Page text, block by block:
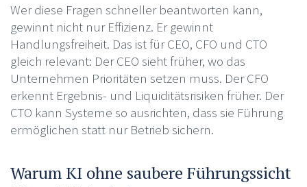
Wer diese Fragen schneller beantworten kann,
gewinnt nicht nur Effizienz. Er gewinnt
Handlungsfreiheit. Das ist für CEO, CFO und CTO
gleich relevant: Der CEO sieht früher, wo das
Unternehmen Prioritäten setzen muss. Der CFO
erkennt Ergebnis- und Liquiditätsrisiken früher. Der
CTO kann Systeme so ausrichten, dass sie Führung
ermöglichen statt nur Betrieb sichern.
Warum KI ohne saubere Führungssicht